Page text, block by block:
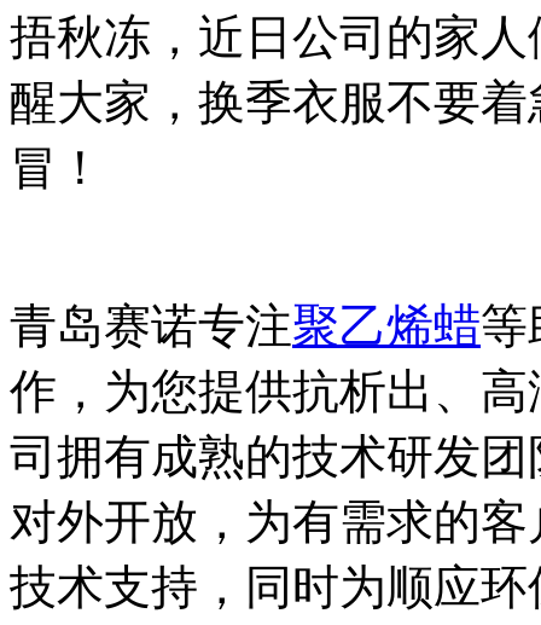
捂秋冻，近日公司的家
醒大家，换季衣服不要
冒！
青岛赛诺专注聚乙烯蜡等
作，为您提供抗析出、
司拥有成熟的技术研发
对外开放，为有需求的
技术支持，同时为顺应